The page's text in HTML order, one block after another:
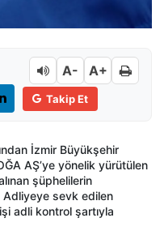
A- A+
Takip Et
İzmir Büyükşehir
AŞ’ye yönelik yürütülen
şüphelilerin
Adliyeye sevk edilen
adli kontrol şartıyla